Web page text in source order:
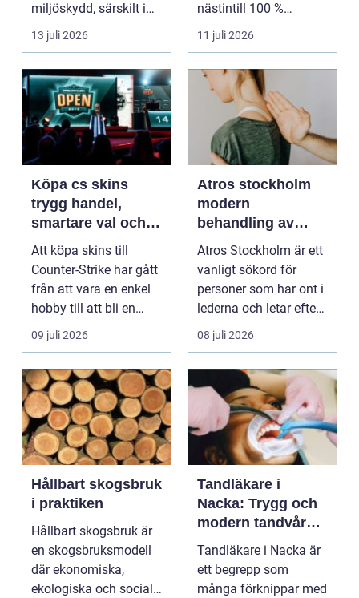
miljöskydd, särskilt i
verksamheter som i...
13 juli 2026
nästintill 100 %
luftfuktighet för att
sk...
11 juli 2026
Köpa cs skins
trygg handel,
smartare val och
bättre affärer
Att köpa skins till
Counter-Strike har gått
från att vara en enkel
hobby till att bli en
egen liten ...
09 juli 2026
Atros stockholm
modern
behandling av
ledbesvär i
huvudstaden
Atros Stockholm är ett
vanligt sökord för
personer som har ont i
lederna och letar efter
hjälp i huv...
08 juli 2026
Hållbart skogsbruk
i praktiken
Hållbart skogsbruk är
en skogsbruksmodell
där ekonomiska,
ekologiska och sociala
Tandläkare i
Nacka: Trygg och
modern tandvård
nära dig
Tandläkare i Nacka är
ett begrepp som
många förknippar med